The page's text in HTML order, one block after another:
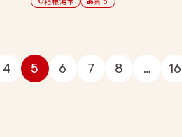
4 5 6 7 8 … 16